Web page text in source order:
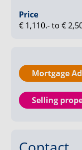
compleet met
elektrische
fietsenstalling en
beschikbaar voor
volledig gasloos,
voorzien van een
staat gepland
Price
€ 1,110.- to €
Mortgage
Selling